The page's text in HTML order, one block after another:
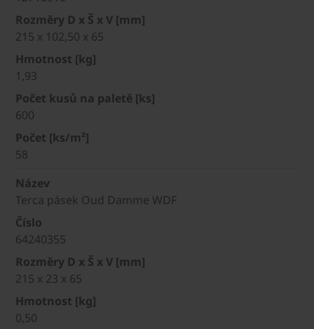
Rozměry D x Š x V [mm]
215 x 102,50 x 65
Hmotnost [kg]
1,93
Počet kusů na paletě [ks]
600
Počet [ks/m²]
58
Název
Terca pásek Oud Damme WDF
Číslo
64240355
Rozměry D x Š x V [mm]
215 x 23 x 65
Hmotnost [kg]
0,50